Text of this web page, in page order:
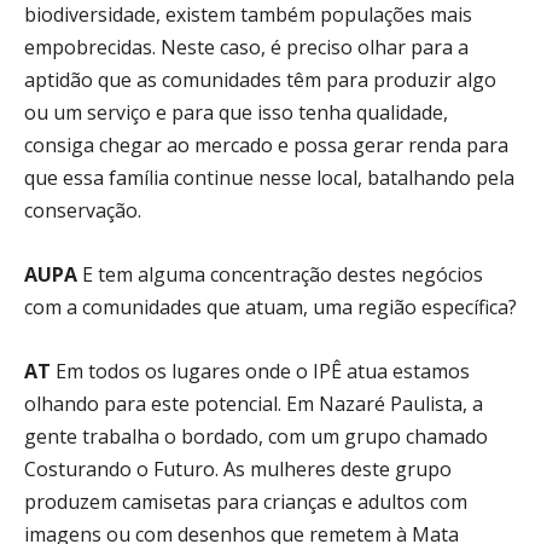
biodiversidade, existem também populações mais
empobrecidas. Neste caso, é preciso olhar para a
aptidão que as comunidades têm para produzir algo
ou um serviço e para que isso tenha qualidade,
consiga chegar ao mercado e possa gerar renda para
que essa família continue nesse local, batalhando pela
conservação.
AUPA E tem alguma concentração destes negócios
com a comunidades que atuam, uma região específica?
AT Em todos os lugares onde o IPÊ atua estamos
olhando para este potencial. Em Nazaré Paulista, a
gente trabalha o bordado, com um grupo chamado
Costurando o Futuro. As mulheres deste grupo
produzem camisetas para crianças e adultos com
imagens ou com desenhos que remetem à Mata